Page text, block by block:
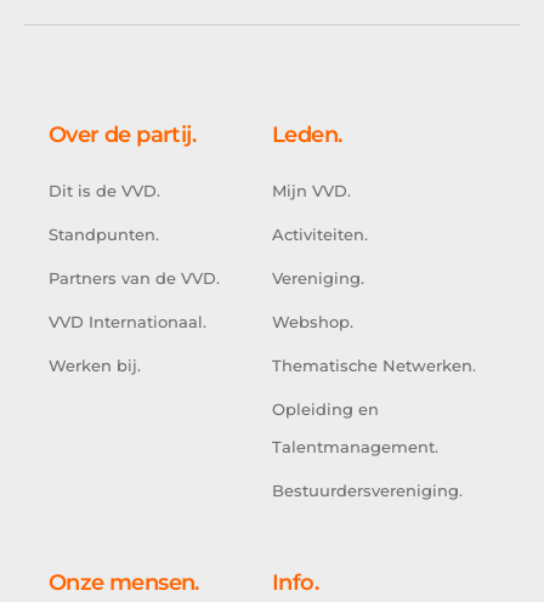
Over de partij.
Dit is de VVD.
Standpunten.
Partners van de VVD.
VVD Internationaal.
Werken bij.
Leden.
Mijn VVD.
Activiteiten.
Vereniging.
Webshop.
Thematische Netwerken.
Opleiding en
Talentmanagement.
Bestuurdersvereniging.
Onze mensen. Info.